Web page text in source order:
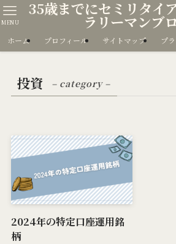
35歳までにセミリタイ
ラリーマンブ
MENU
ホーム プロフィール サイトマップ プ
投資 – category –
2024年の特定口座運用銘
柄